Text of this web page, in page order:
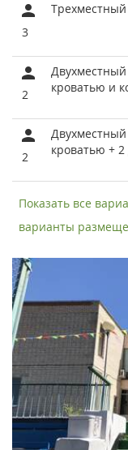
3
2
кроватью и
2
кроватью +
Показать все
варианты